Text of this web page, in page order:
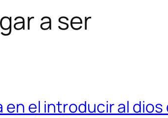
a ser
el introducir al